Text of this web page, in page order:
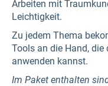
Arbeiten mit
Leichtigkeit.
Zu jedem Thema
Tools an die Hand,
anwenden kannst.
Im Paket enthalten